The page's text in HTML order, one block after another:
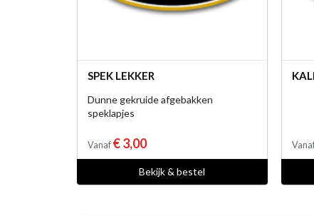
SPEK LEKKER
Dunne gekruide afgebakken
speklapjes
Vanaf € 3,00
Bekijk & bestel